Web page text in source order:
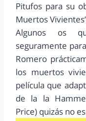
Pitufos para su
Muertos
Algunos os
seguramente
Romero
los muertos
película que
de la la
Price) quizás no